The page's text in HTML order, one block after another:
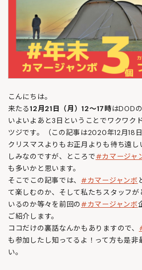
こんにちは。
来たる12月21日（月）12～17時はDODの
いよいよあと3日ということでワクワク
ツジです。（この記事は2020年12月18
クリスマスよりもお正月よりも待ち遠
しみなのですが、ところで#カマージャ
も多いかと思います。
そこでこの記事では、 #カマージャンボ
て楽しむのか、そして私たちスタッフ
いるのか等々を前回の#カマージャンボ
ご紹介します。
ココだけの裏話なんかもありますので、
も参加したし知ってるよ！って方も是非
い。